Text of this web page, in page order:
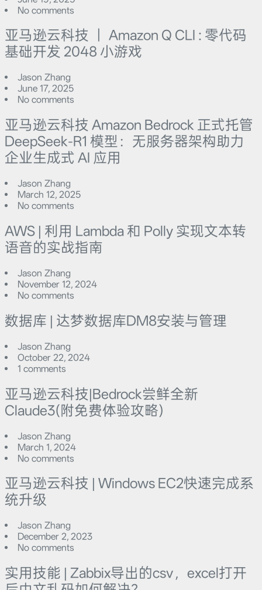
No comments
亚马逊云科技 ｜ Amazon Q CLI : 零代码
基础开发 2048 小游戏
Jason Zhang
June 17, 2025
No comments
亚马逊云科技 Amazon Bedrock 正式托管
DeepSeek-R1 模型：无服务器架构助力
企业生成式 AI 应用
Jason Zhang
March 12, 2025
No comments
AWS | 利用 Lambda 和 Polly 实现文本转
语音的实战指南
Jason Zhang
November 12, 2024
No comments
数据库 | 达梦数据库DM8安装与管理
Jason Zhang
October 22, 2024
1 comments
亚马逊云科技|Bedrock尝鲜全新
Claude3(附免费体验攻略)
Jason Zhang
March 1, 2024
No comments
亚马逊云科技 | Windows EC2快速完成系
统升级
Jason Zhang
December 2, 2023
No comments
实用技能 | Zabbix导出的csv，excel打开